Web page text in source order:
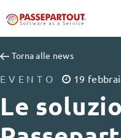
Torna alle news
EVENTO 19
Le